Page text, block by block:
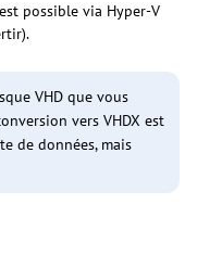
possible via Hyper-V
VHD que vous
vers VHDX est
de données, mais